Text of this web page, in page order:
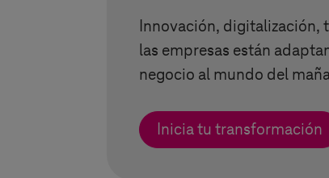
Innovación, digitalización,
las empresas están
negocio al mundo del
Inicia tu transformación